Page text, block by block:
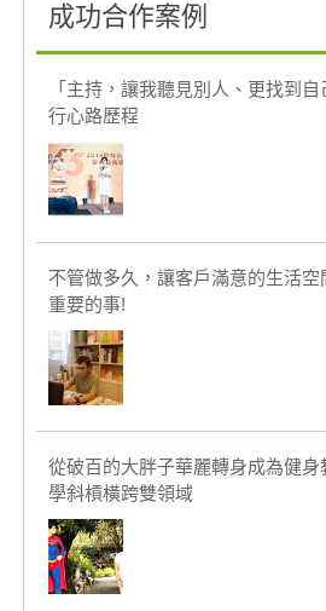
成功合作案例
「主持，讓我聽見別人、更找到
行心路歷程
不管做多久，讓客戶滿意的生活
重要的事!
從破百的大胖子華麗轉身成為健
學斜槓橫跨雙領域